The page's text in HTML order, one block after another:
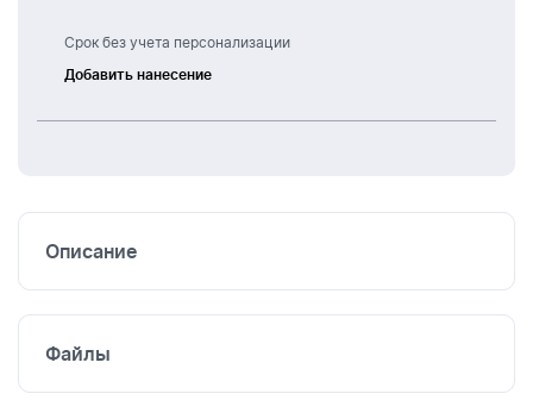
Срок без учета персонализации
Добавить нанесение
Шелкография
Описание
Файлы